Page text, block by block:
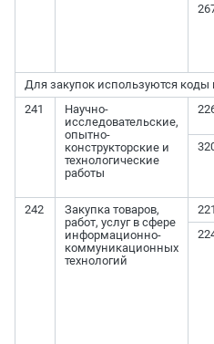
Для закупок используются коды
241
Научно-
исследовательские,
опытно-
конструкторские и
технологические
работы
242
Закупка товаров,
работ, услуг в сфере
информационно-
коммуникационных
технологий
221